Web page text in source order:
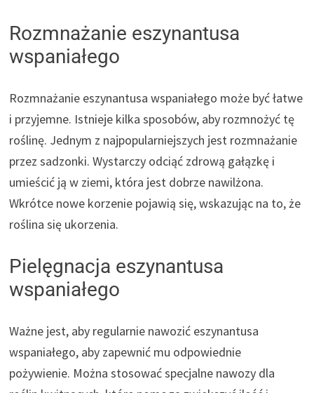
Rozmnażanie eszynantusa
wspaniałego
Rozmnażanie eszynantusa wspaniałego może być łatwe
i przyjemne. Istnieje kilka sposobów, aby rozmnożyć tę
roślinę. Jednym z najpopularniejszych jest rozmnażanie
przez sadzonki. Wystarczy odciąć zdrową gałązkę i
umieścić ją w ziemi, która jest dobrze nawilżona.
Wkrótce nowe korzenie pojawią się, wskazując na to, że
roślina się ukorzenia.
Pielęgnacja eszynantusa
wspaniałego
Ważne jest, aby regularnie nawozić eszynantusa
wspaniałego, aby zapewnić mu odpowiednie
pożywienie. Można stosować specjalne nawozy dla